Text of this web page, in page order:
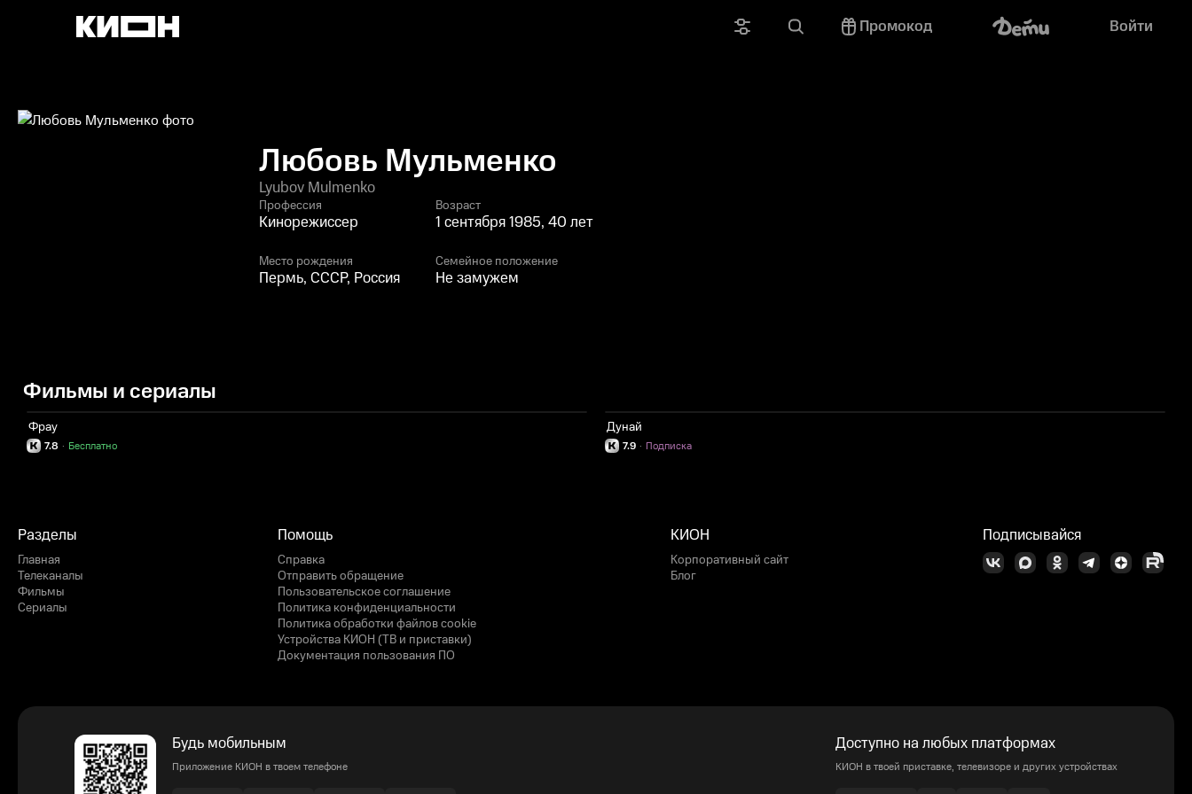
Промокод Войти
Любовь Мульменко
Lyubov Mulmenko
Профессия
Кинорежиссер
Возраст
1 сентября 1985, 40 лет
Место рождения
Пермь, СССР, Россия
Семейное положение
Не замужем
Фильмы и сериалы
Фрау
7.8 Бесплатно
·
Дунай
7.9 Подписка
·
Разделы
Главная
Телеканалы
Фильмы
Сериалы
Помощь
Справка
Отправить обращение
Пользовательское соглашение
Политика конфиденциальности
Политика обработки файлов cookie
Устройства КИОН (ТВ и приставки)
Документация пользования ПО
КИОН
Корпоративный сайт
Блог
Подписывайся
Будь мобильным
Приложение КИОН в твоем телефоне
Доступно на любых платформах
КИОН в твоей приставке, телевизоре и других устройствах